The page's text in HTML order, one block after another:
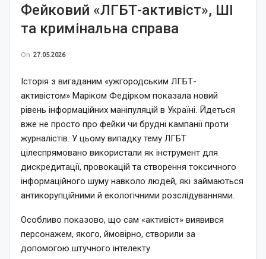
Фейковий «ЛГБТ-активіст», ШІ
та кримінальна справа
On 27.05.2026
Історія з вигаданим «ужгородським ЛГБТ-
активістом» Маріком Федірком показала новий
рівень інформаційних маніпуляцій в Україні. Йдеться
вже не просто про фейки чи брудні кампанії проти
журналістів. У цьому випадку тему ЛГБТ
цілеспрямовано використали як інструмент для
дискредитації, провокацій та створення токсичного
інформаційного шуму навколо людей, які займаються
антикорупційними й екологічними розслідуваннями.
Особливо показово, що сам «активіст» виявився
персонажем, якого, ймовірно, створили за
допомогою штучного інтелекту.